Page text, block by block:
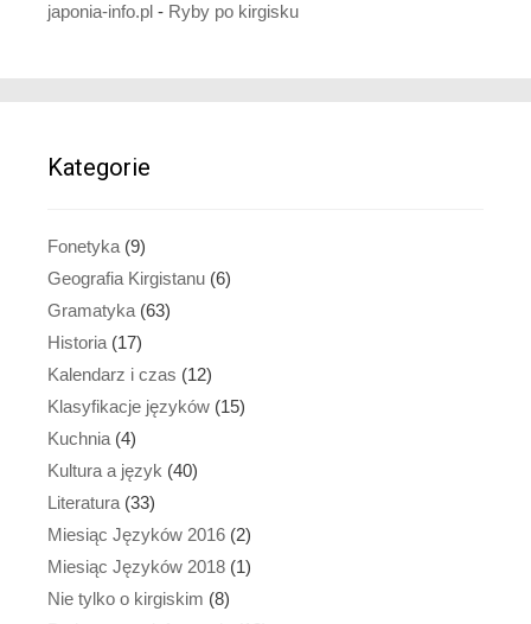
japonia-info.pl - Ryby po kirgisku
Kategorie
Fonetyka (9)
Geografia Kirgistanu (6)
Gramatyka (63)
Historia (17)
Kalendarz i czas (12)
Klasyfikacje języków (15)
Kuchnia (4)
Kultura a język (40)
Literatura (33)
Miesiąc Języków 2016 (2)
Miesiąc Języków 2018 (1)
Nie tylko o kirgiskim (8)